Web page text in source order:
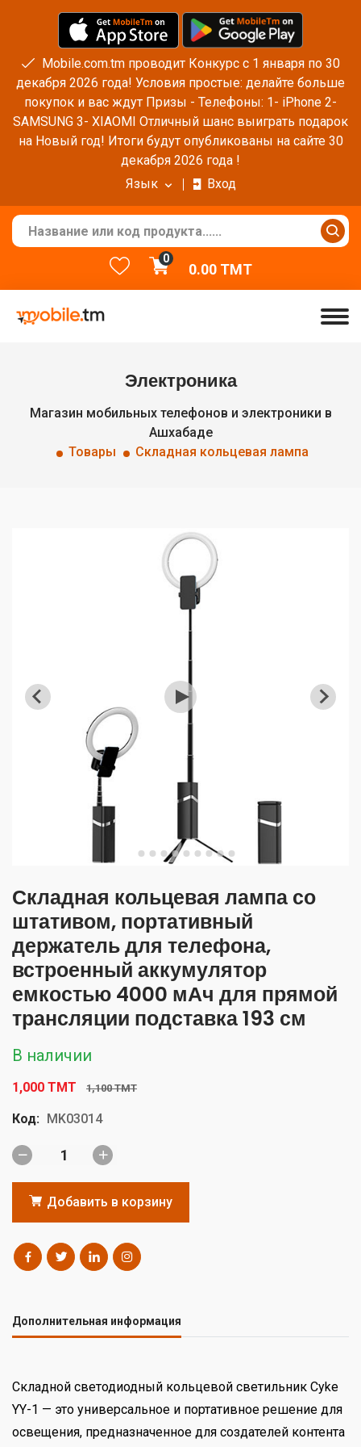
Mobile.com.tm проводит Конкурс с 1 января по 30
декабря 2026 года! Условия простые: делайте больше
покупок и вас ждут Призы - Телефоны: 1- iPhone 2-
SAMSUNG 3- XIAOMI Отличный шанс выиграть подарок
на Новый год! Итоги будут опубликованы на сайте 30
декабря 2026 года !
Язык
Вход
0
0.00TMT
Электроника
Магазин мобильных телефонов и электроники в
Ашхабаде
Товары
Складная кольцевая лампа
Складная кольцевая лампа со
штативом, портативный
держатель для телефона,
встроенный аккумулятор
емкостью 4000 мАч для прямой
трансляции подставка 193 см
В наличии
1,000 TMT 1,100 TMT
Код: MK03014
Добавить в корзину
Дополнительная информация
Складной светодиодный кольцевой светильник Cyke
YY-1 — это универсальное и портативное решение для
освещения, предназначенное для создателей контента